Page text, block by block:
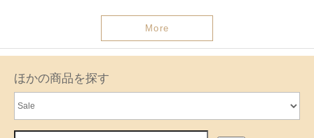
More
ほかの商品を探す